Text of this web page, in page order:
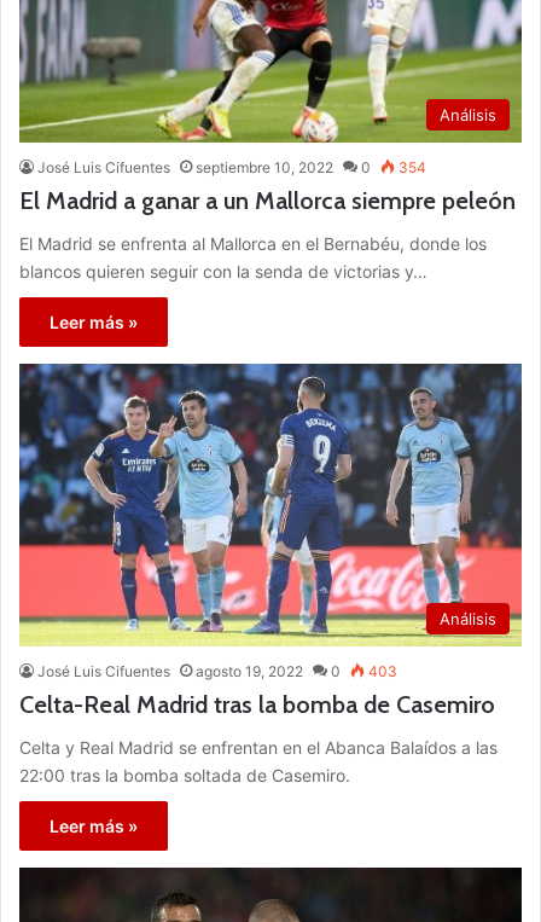
Análisis
José Luis Cifuentes septiembre 10, 2022 0 354
El Madrid a ganar a un Mallorca siempre peleón
El Madrid se enfrenta al Mallorca en el Bernabéu, donde los
blancos quieren seguir con la senda de victorias y…
Leer más »
Análisis
José Luis Cifuentes agosto 19, 2022 0 403
Celta-Real Madrid tras la bomba de Casemiro
Celta y Real Madrid se enfrentan en el Abanca Balaídos a las
22:00 tras la bomba soltada de Casemiro.
Leer más »